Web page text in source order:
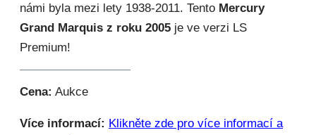
námi byla mezi lety 1938-2011. Tento Mercury
Grand Marquis z roku 2005 je ve verzi LS
Premium!
Cena: Aukce
Více informací: Klikněte zde pro více informací a